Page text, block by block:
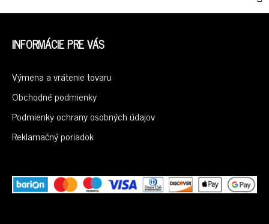
Z
INFORMÁCIE PRE VÁS
Výmena a vrátenie tovaru
Obchodné podmienky
Podmienky ochrany osobných údajov
Reklamačný poriadok